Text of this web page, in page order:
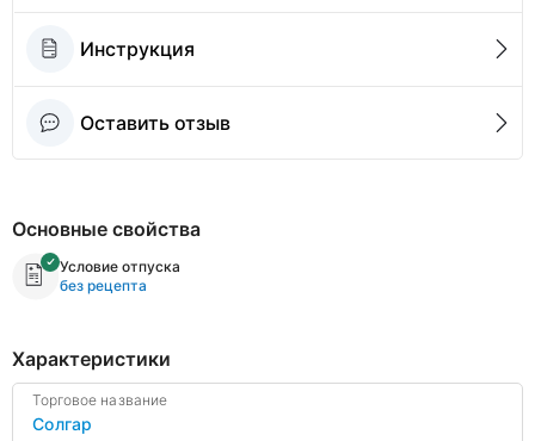
Инструкция
Оставить отзыв
Основные свойства
Условие отпуска
без рецепта
Характеристики
Торговое название
Солгар